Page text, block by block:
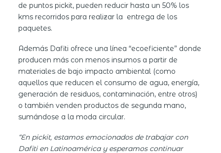
de puntos pickit, pueden reducir hasta un 50% los
kms recorridos para realizar la entrega de los
paquetes.
Además Dafiti ofrece una línea “ecoeficiente” donde
producen más con menos insumos a partir de
materiales de bajo impacto ambiental (como
aquellos que reducen el consumo de agua, energía,
generación de residuos, contaminación, entre otros)
o también venden productos de segunda mano,
sumándose a la moda circular.
“En pickit, estamos emocionados de trabajar con
Dafiti en Latinoamérica y esperamos continuar